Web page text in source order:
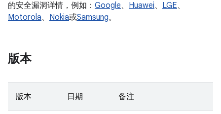
的安全漏洞详情，例如： Google、 Huawei、 LGE、
Motorola、 Nokia或Samsung。
版本
版本 日期 备注